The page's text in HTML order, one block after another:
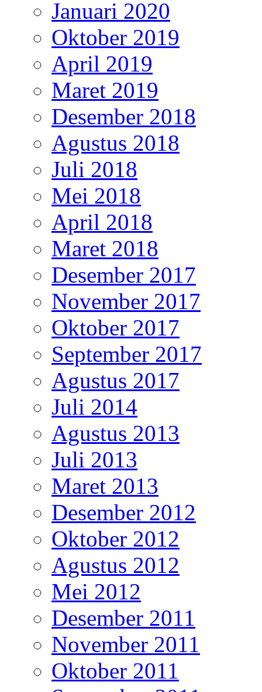
Januari 2020
Oktober 2019
April 2019
Maret 2019
Desember 2018
Agustus 2018
Juli 2018
Mei 2018
April 2018
Maret 2018
Desember 2017
November 2017
Oktober 2017
September 2017
Agustus 2017
Juli 2014
Agustus 2013
Juli 2013
Maret 2013
Desember 2012
Oktober 2012
Agustus 2012
Mei 2012
Desember 2011
November 2011
Oktober 2011